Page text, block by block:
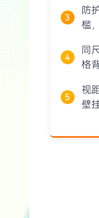
防
槛
同
格
视
壁